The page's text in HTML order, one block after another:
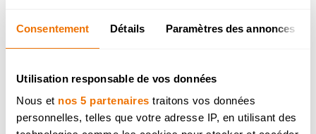
Consentement Détails Paramètres des annonces
Utilisation responsable de vos données
Nous et nos 5 partenaires traitons vos données
personnelles, telles que votre adresse IP, en utilisant des
Chaussée de Renaix 396, 7540 Tournai